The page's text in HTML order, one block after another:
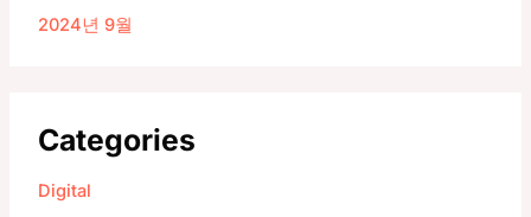
2024년 9월
Categories
Digital